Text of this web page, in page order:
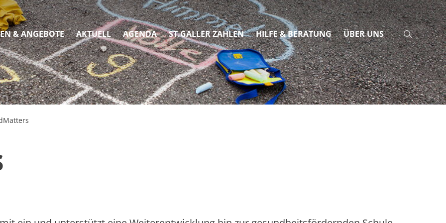
& ANGEBOTE
Angebote und Unterlagen
Schulnetz 21
MindMatters
Betriebsinterne Fortbildungen
BGFtalk
Angebote
AKTUELL AGENDA ST.GALLER ZAHLEN HILFE & BERATUNG ÜBER UNS